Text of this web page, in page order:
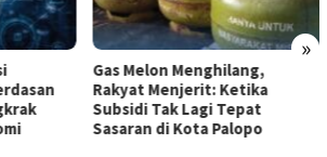
»
Gas Melon Menghilang,
Rakyat Menjerit: Ketika
Subsidi Tak Lagi Tepat
Sasaran di Kota Palopo